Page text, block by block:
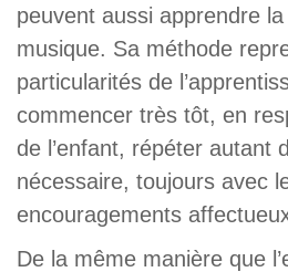
peuvent aussi apprendre
musique. Sa méthode
particularités de
commencer très tôt, en
de l’enfant, répéter autant
nécessaire, toujours avec
encouragements
De la même manière que